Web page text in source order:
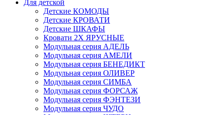
Для детской
Детские КОМОДЫ
Детские КРОВАТИ
Детские ШКАФЫ
Кровати 2Х ЯРУСНЫЕ
Модульная серия АДЕЛЬ
Модульная серия АМЕЛИ
Модульная серия БЕНЕДИКТ
Модульная серия ОЛИВЕР
Модульная серия СИМБА
Модульная серия ФОРСАЖ
Модульная серия ФЭНТЕЗИ
Модульная серия ЧУДО